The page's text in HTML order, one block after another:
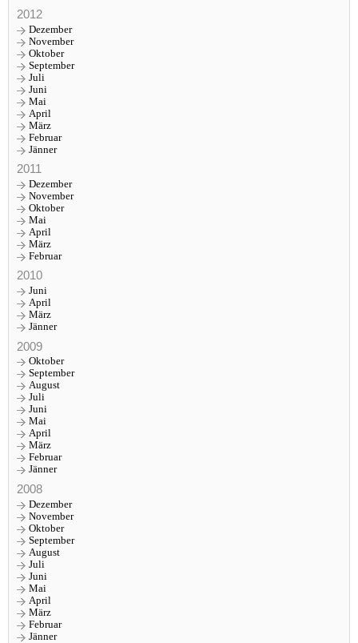
2012
Dezember
November
Oktober
September
Juli
Juni
Mai
April
März
Februar
Jänner
2011
Dezember
November
Oktober
Mai
April
März
Februar
2010
Juni
April
März
Jänner
2009
Oktober
September
August
Juli
Juni
Mai
April
März
Februar
Jänner
2008
Dezember
November
Oktober
September
August
Juli
Juni
Mai
April
März
Februar
Jänner